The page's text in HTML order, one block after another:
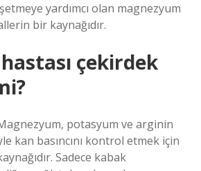
yardımcı olan magnezyum
bir kaynağıdır.
çekirdek
potasyum ve arginin
kan basıncını kontrol etmek için
Sadece kabak